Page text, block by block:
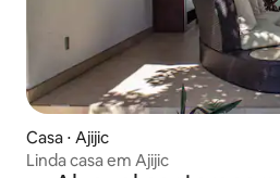
Casa ⋅ Ajijic
Linda casa em Ajijic